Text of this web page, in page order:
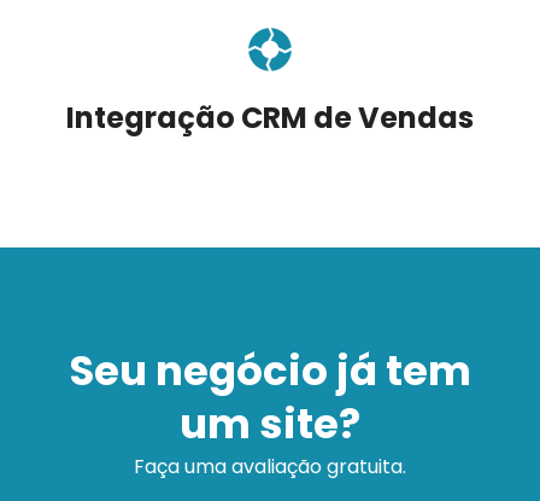
Integração CRM de Vendas
Seu negócio já tem
um site?
Faça uma avaliação gratuita.